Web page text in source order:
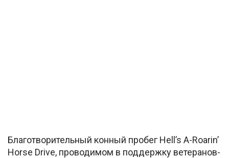
Благотворительный конный пробег Hell’s A-Roarin’
Horse Drive, проводимом в поддержку ветеранов-